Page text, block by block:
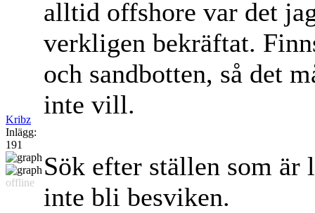
Kribz
Inlägg:
191
offline
alltid offshore var det
verkligen bekräftat.
och sandbotten, så det
inte vill.
Sök efter ställen som är
inte bli besviken.